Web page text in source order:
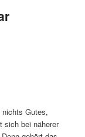
nichts Gutes,
sich bei näherer